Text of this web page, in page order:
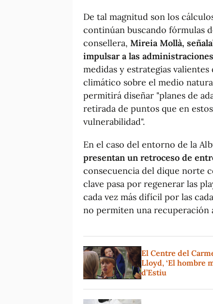
De tal magnitud son los
continúan buscando fórmulas
consellera, Mireia Mollà,
impulsar a las administraciones
medidas y estrategias
climático sobre el medio
permitirá diseñar "planes de
retirada de puntos que en
vulnerabilidad".
En el caso del entorno de la
presentan un retroceso de
consecuencia del dique norte
clave pasa por regenerar las
cada vez más difícil por las
no permiten una recuperación
El Centre del
Lloyd, ‘El hombre
d’Estiu